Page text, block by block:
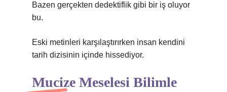
Bazen gerçekten dedektiflik gibi bir iş oluyor
bu.
Eski metinleri karşılaştırırken insan kendini
tarih dizisinin içinde hissediyor.
Mucize Meselesi Bilimle